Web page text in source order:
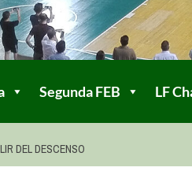
Segunda FEB LF
DEL DESCENSO